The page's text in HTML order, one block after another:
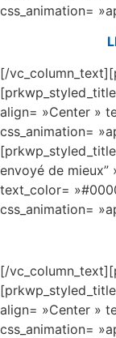
css_animation=
[/
align= »Center »
css_animation=
envoyé de mieux”
text_color=
css_animation=
[/
align= »Center »
css_animation=